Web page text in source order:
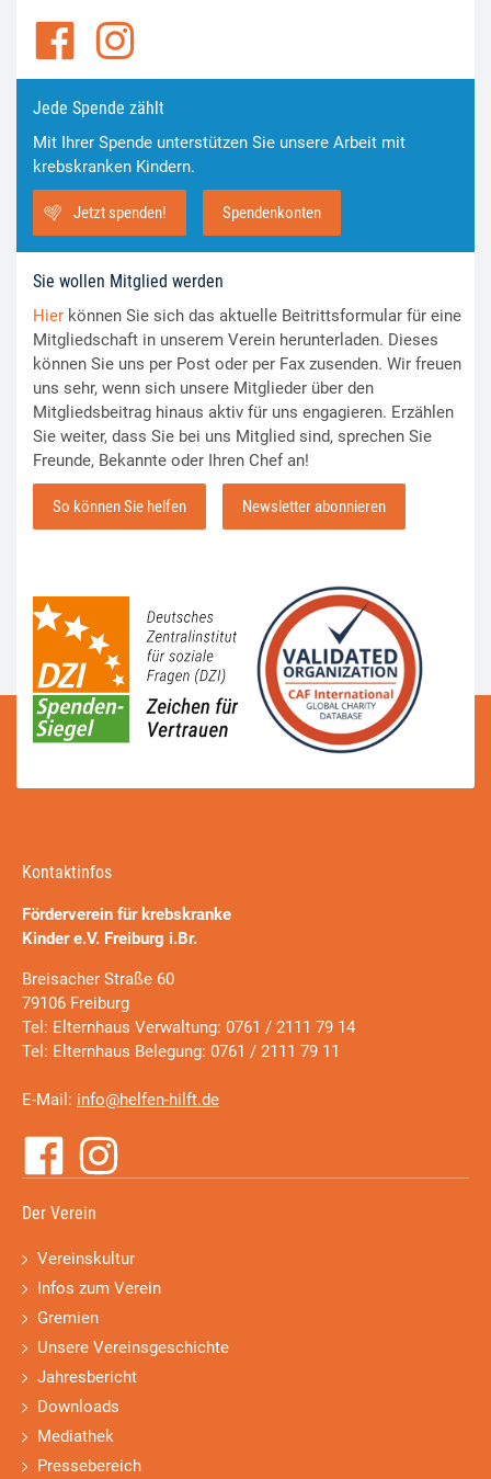
Jede Spende zählt
Mit Ihrer Spende unterstützen Sie unsere Arbeit mit
krebskranken Kindern.
Jetzt spenden! Spendenkonten
Sie wollen Mitglied werden
Hier können Sie sich das aktuelle Beitrittsformular für eine
Mitgliedschaft in unserem Verein herunterladen. Dieses
können Sie uns per Post oder per Fax zusenden. Wir freuen
uns sehr, wenn sich unsere Mitglieder über den
Mitgliedsbeitrag hinaus aktiv für uns engagieren. Erzählen
Sie weiter, dass Sie bei uns Mitglied sind, sprechen Sie
Freunde, Bekannte oder Ihren Chef an!
So können Sie helfen Newsletter abonnieren
Kontaktinfos
Förderverein für krebskranke
Kinder e.V. Freiburg i.Br.
Breisacher Straße 60
79106 Freiburg
Tel: Elternhaus Verwaltung: 0761 / 2111 79 14
Tel: Elternhaus Belegung: 0761 / 2111 79 11
E-Mail: info@helfen-hilft.de
Der Verein
Vereinskultur
Infos zum Verein
Gremien
Unsere Vereinsgeschichte
Jahresbericht
Downloads
Mediathek
Pressebereich